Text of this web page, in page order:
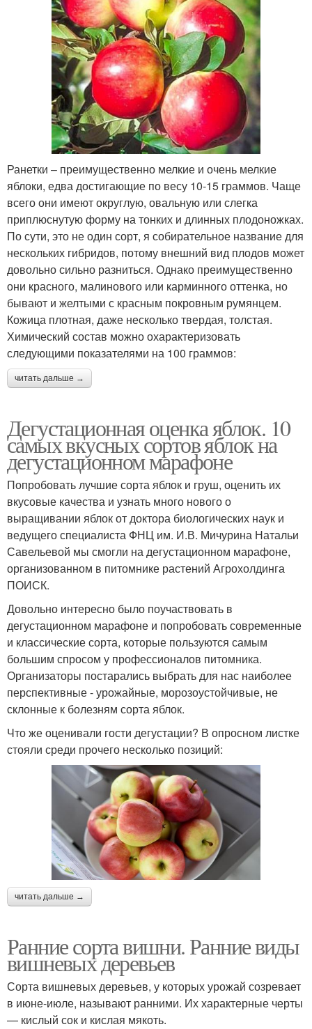
Ранетки – преимущественно мелкие и очень мелкие
яблоки, едва достигающие по весу 10-15 граммов. Чаще
всего они имеют округлую, овальную или слегка
приплюснутую форму на тонких и длинных плодоножках.
По сути, это не один сорт, я собирательное название для
нескольких гибридов, потому внешний вид плодов может
довольно сильно разниться. Однако преимущественно
они красного, малинового или карминного оттенка, но
бывают и желтыми с красным покровным румянцем.
Кожица плотная, даже несколько твердая, толстая.
Химический состав можно охарактеризовать
следующими показателями на 100 граммов:
читать дальше →
Дегустационная оценка яблок. 10
самых вкусных сортов яблок на
дегустационном марафоне
Попробовать лучшие сорта яблок и груш, оценить их
вкусовые качества и узнать много нового о
выращивании яблок от доктора биологических наук и
ведущего специалиста ФНЦ им. И.В. Мичурина Натальи
Савельевой мы смогли на дегустационном марафоне,
организованном в питомнике растений Агрохолдинга
ПОИСК.
Довольно интересно было поучаствовать в
дегустационном марафоне и попробовать современные
и классические сорта, которые пользуются самым
большим спросом у профессионалов питомника.
Организаторы постарались выбрать для нас наиболее
перспективные - урожайные, морозоустойчивые, не
склонные к болезням сорта яблок.
Что же оценивали гости дегустации? В опросном листке
стояли среди прочего несколько позиций:
читать дальше →
Ранние сорта вишни. Ранние виды
вишневых деревьев
Сорта вишневых деревьев, у которых урожай созревает
в июне-июле, называют ранними. Их характерные черты
— кислый сок и кислая мякоть.